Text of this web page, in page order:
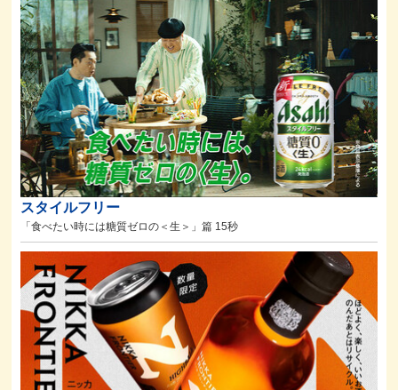
スタイルフリー
「食べたい時には糖質ゼロの＜生＞」篇 15秒